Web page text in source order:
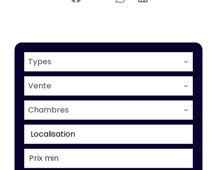
Types
Vente
Chambres
Localisation